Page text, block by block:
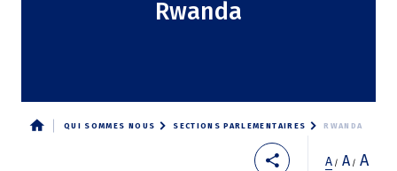
Rwanda
QUI SOMMES NOUS SECTIONS PARLEMENTAIRES RWANDA
A / A / A